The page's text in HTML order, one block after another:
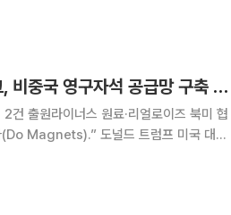
산을
트럼프 “자석 사업을 하라”…제이에스링크, 비중국 영구자석 공급망 구축 속도
출원라이너스 원료·리얼로이즈 북미 협